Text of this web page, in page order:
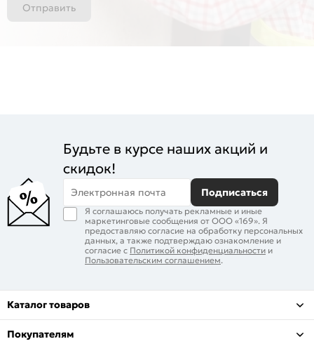
Отправить
Будьте в курсе наших акций и
скидок!
Электронная почта Подписаться
Я соглашаюсь получать рекламные и иные
маркетинговые сообщения от ООО «169». Я
предоставляю согласие на обработку персональных
данных, а также подтверждаю ознакомление и
согласие с Политикой конфиденциальности и
Пользовательским соглашением.
Каталог товаров
Покупателям